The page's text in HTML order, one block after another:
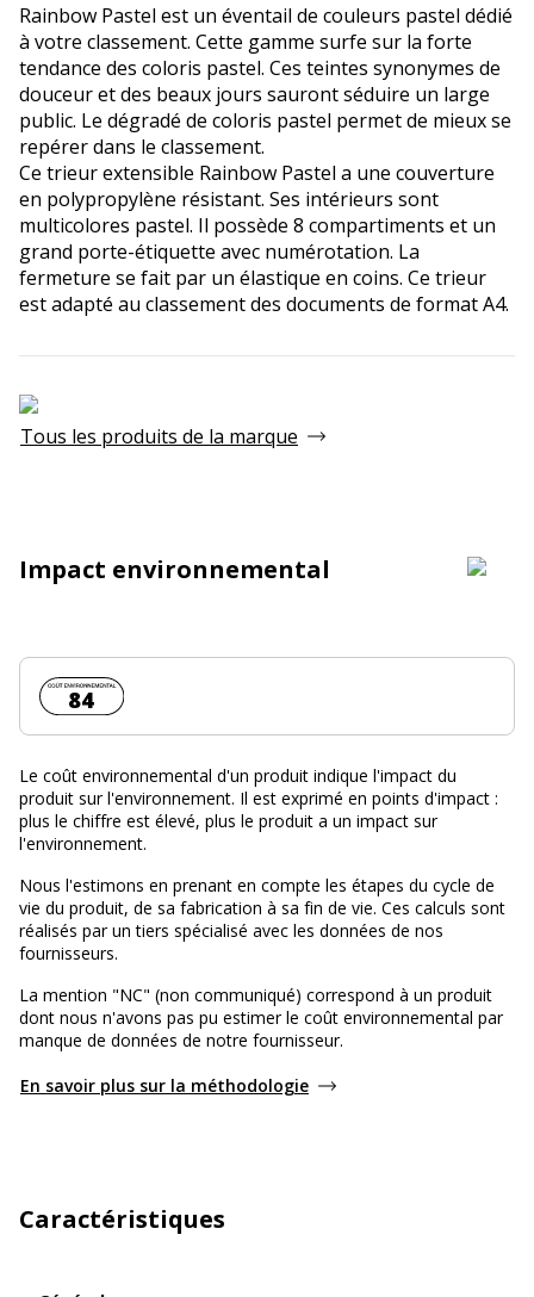
Rainbow Pastel est un éventail de couleurs pastel dédié
à votre classement. Cette gamme surfe sur la forte
tendance des coloris pastel. Ces teintes synonymes de
douceur et des beaux jours sauront séduire un large
public. Le dégradé de coloris pastel permet de mieux se
repérer dans le classement.
Ce trieur extensible Rainbow Pastel a une couverture
en polypropylène résistant. Ses intérieurs sont
multicolores pastel. Il possède 8 compartiments et un
grand porte-étiquette avec numérotation. La
fermeture se fait par un élastique en coins. Ce trieur
est adapté au classement des documents de format A4.
Tous les produits de la marque
Impact environnemental
Coût environnemental :
84
Le coût environnemental d'un produit indique l'impact du
produit sur l'environnement. Il est exprimé en points d'impact :
plus le chiffre est élevé, plus le produit a un impact sur
l'environnement.
Nous l'estimons en prenant en compte les étapes du cycle de
vie du produit, de sa fabrication à sa fin de vie. Ces calculs sont
réalisés par un tiers spécialisé avec les données de nos
fournisseurs.
La mention "NC" (non communiqué) correspond à un produit
dont nous n'avons pas pu estimer le coût environnemental par
manque de données de notre fournisseur.
En savoir plus sur la méthodologie
Caractéristiques